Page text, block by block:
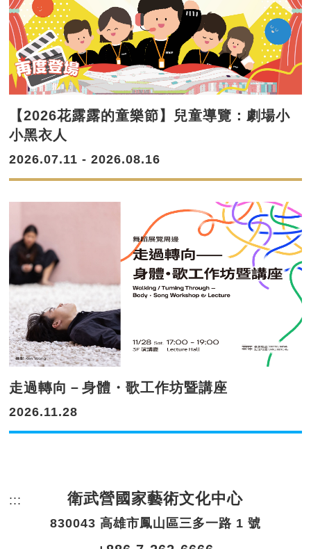
【2026花露露的童樂節】兒童導覽：劇場小
小黑衣人
2026.07.11 - 2026.08.16
走過轉向－身體・歌工作坊暨講座
2026.11.28
::: 頁尾網站資訊。
衛武營國家藝術文化中心
830043 高雄市鳳山區三多一路 1 號